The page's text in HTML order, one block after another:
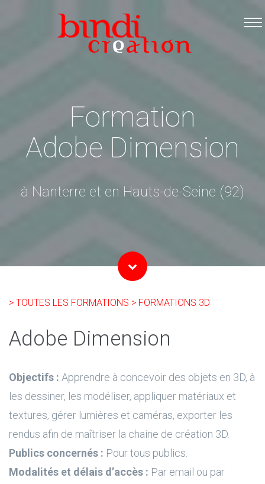
Accueil
Les formations
Infos pratiques
Contact
Formation
Adobe Dimension
à Nanterre et en Hauts-de-Seine (92)
> TOUTES LES FORMATIONS > FORMATIONS 3D
Adobe Dimension
Objectifs : Apprendre à concevoir des objets en 3D, à
les dessiner, les modéliser, appliquer matériaux et
textures, gérer lumières et caméras, exporter les
rendus afin de maîtriser la chaine de création 3D.
Publics concernés : Pour tous publics.
Modalités et délais d’accès : Par email ou par